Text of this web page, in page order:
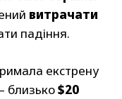
витрачати
падіння.
екстрену
близько$20